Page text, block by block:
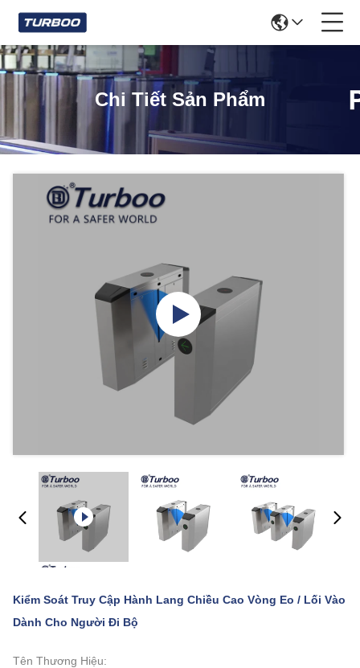
Chi Tiết Sản Phẩm
Kiểm Soát Truy Cập Hành Lang Chiều Cao Vòng Eo / Lối Vào
Dành Cho Người Đi Bộ
Tên Thương Hiệu: